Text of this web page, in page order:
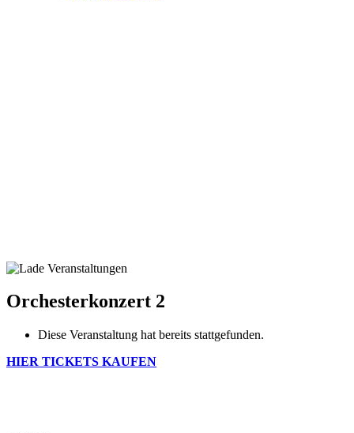
Orchesterkonzert 2
Diese Veranstaltung hat bereits stattgefunden.
HIER TICKETS KAUFEN